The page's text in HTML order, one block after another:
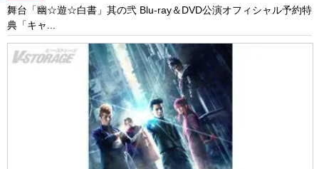
舞台「幽☆遊☆白書」其の弐 Blu-ray＆DVD公演オフィシャル予約特
典「キャ...